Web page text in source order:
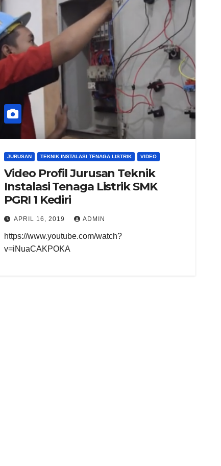
JURUSAN TEKNIK INSTALASI TENAGA LISTRIK VIDEO
Video Profil Jurusan Teknik
Instalasi Tenaga Listrik SMK
PGRI 1 Kediri
APRIL 16, 2019 ADMIN
https://www.youtube.com/watch?
v=iNuaCAKPOKA